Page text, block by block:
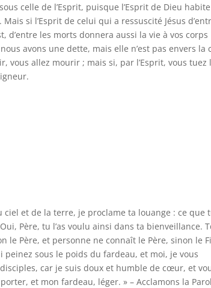
celle de l’Esprit, puisque l’Esprit de Dieu
si l’Esprit de celui qui a ressuscité Jésus
d’entre les morts donnera aussi la vie à vos corps
avons une dette, mais elle n’est pas envers la
vous allez mourir ; mais si, par l’Esprit, vous tuez
et de la terre, je proclame ta louange : ce que
Père, tu l’as voulu ainsi dans ta bienveillance.
le Père, et personne ne connaît le Père, sinon le
sous le poids du fardeau, et moi, je vous
car je suis doux et humble de cœur, et
et mon fardeau, léger. » – Acclamons la